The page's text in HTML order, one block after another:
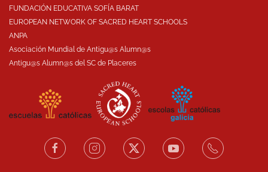
FUNDACIÓN EDUCATIVA SOFÍA BARAT
EUROPEAN NETWORK OF SACRED HEART SCHOOLS
ANPA
Asociación Mundial de Antigu@s Alumn@s
Antigu@s Alumn@s del SC de Placeres